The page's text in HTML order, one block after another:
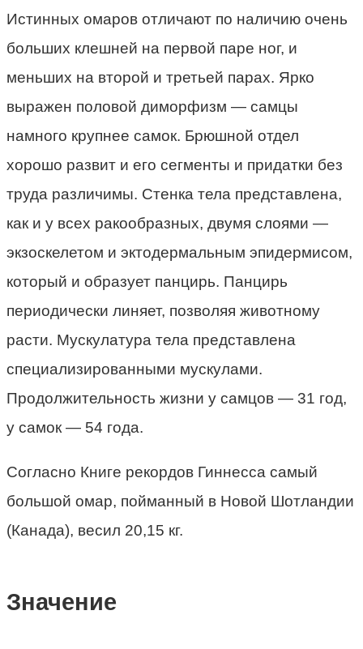
Истинных омаров отличают по наличию очень
больших клешней на первой паре ног, и
меньших на второй и третьей парах. Ярко
выражен половой диморфизм — самцы
намного крупнее самок. Брюшной отдел
хорошо развит и его сегменты и придатки без
труда различимы. Стенка тела представлена,
как и у всех ракообразных, двумя слоями —
экзоскелетом и эктодермальным эпидермисом,
который и образует панцирь. Панцирь
периодически линяет, позволяя животному
расти. Мускулатура тела представлена
специализированными мускулами.
Продолжительность жизни у самцов — 31 год,
у самок — 54 года.
Согласно Книге рекордов Гиннесса самый
большой омар, пойманный в Новой Шотландии
(Канада), весил 20,15 кг.
Значение